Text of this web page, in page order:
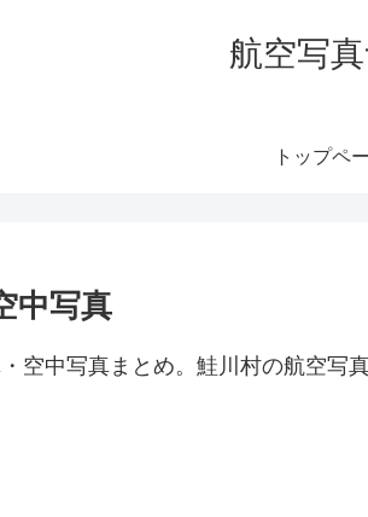
航空写
トップペ
中写真
空中写真まとめ。鮭川村の航空写